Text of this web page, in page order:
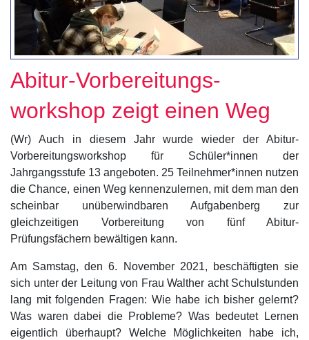
Abitur-Vorbereitungs-
workshop zeigt einen Weg
(Wr) Auch in diesem Jahr wurde wieder der Abitur-
Vorbereitungsworkshop für Schüler*innen der
Jahrgangsstufe 13 angeboten. 25 Teilnehmer*innen nutzen
die Chance, einen Weg kennenzulernen, mit dem man den
scheinbar unüberwindbaren Aufgabenberg zur
gleichzeitigen Vorbereitung von fünf Abitur-
Prüfungsfächern bewältigen kann.
Am Samstag, den 6. November 2021, beschäftigten sie
sich unter der Leitung von Frau Walther acht Schulstunden
lang mit folgenden Fragen: Wie habe ich bisher gelernt?
Was waren dabei die Probleme? Was bedeutet Lernen
eigentlich überhaupt? Welche Möglichkeiten habe ich,